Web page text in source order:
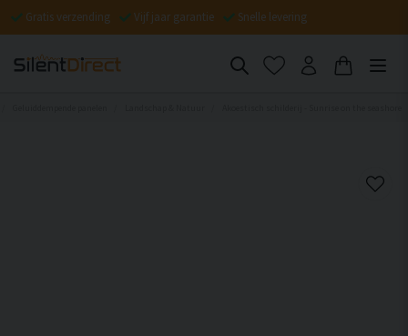
Gratis verzending Vijf jaar garantie Snelle levering